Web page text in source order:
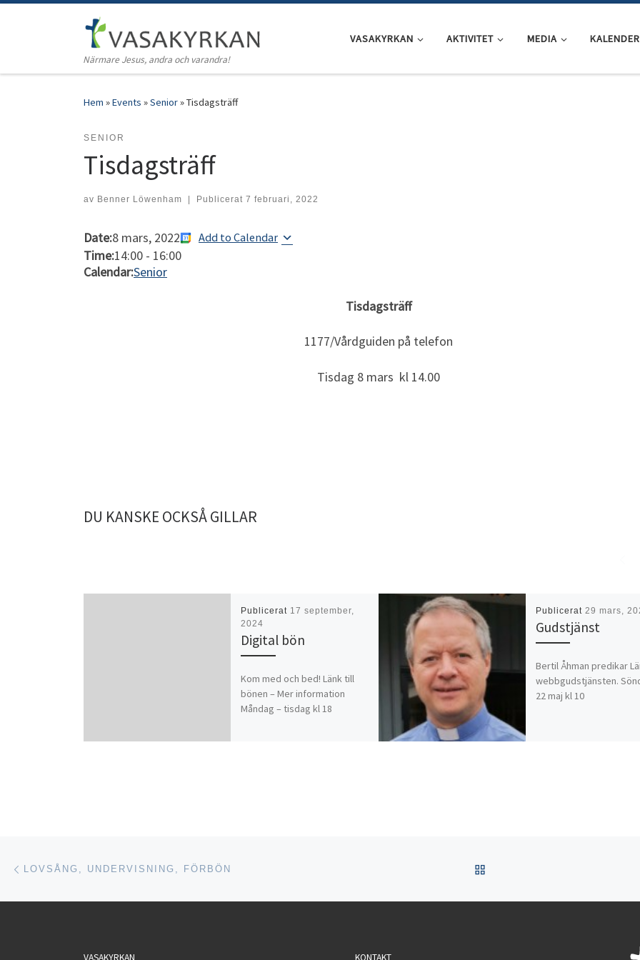
Hoppa till innehåll
Närmare Jesus, andra och varandra!
VASAKYRKAN AKTIVITET MEDIA KALENDER
Hem »Events »Senior»Tisdagsträff
SENIOR
Tisdagsträff
av Benner Löwenham Publicerat 7 februari, 2022
Date:8 mars, 2022 Add to Calendar
Time:14:00 - 16:00
Calendar:Senior
Tisdagsträff
1177/Vårdguiden på telefon
Tisdag 8 mars kl 14.00
DU KANSKE OCKSÅ GILLAR
Publicerat 17 september,
2024
Digital bön
Kom med och bed! Länk till
bönen – Mer information
Måndag – tisdag kl 18
Publicerat 29 mars,
Gudstjänst
Bertil Åhman predikar
webbgudstjänsten.
22 maj kl 10
Inläggsnavigering
LOVSÅNG, UNDERVISNING, FÖRBÖN
VASAKYRKAN KONTAKT